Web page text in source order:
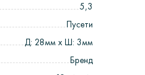
5,3
Пусети
Д: 28мм х Ш: 3мм
Бренд